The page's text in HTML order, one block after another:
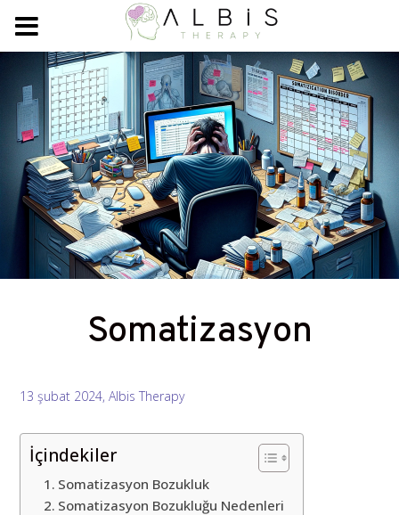
Somatizasyon
13 şubat 2024, Albis Therapy
İçindekiler
Somatizasyon Bozukluk
Somatizasyon Bozukluğu Nedenleri